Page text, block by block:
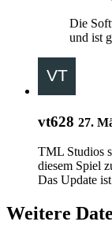
Die
und ist
vt628 27.
TML Studios
diesem Spiel
Das Update
Weitere